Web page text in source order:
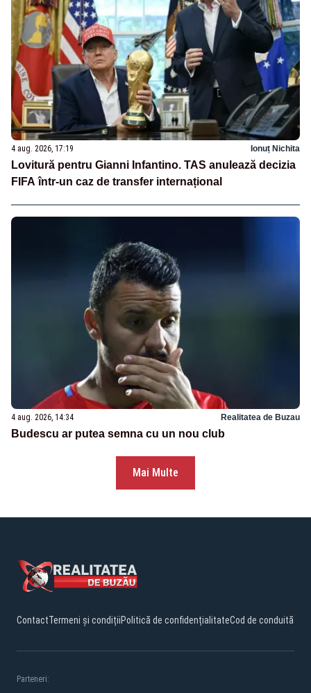
4 aug. 2026, 17:19 Ionuț Nichita
Lovitură pentru Gianni Infantino. TAS anulează decizia
FIFA într-un caz de transfer internațional
4 aug. 2026, 14:34 Realitatea de Buzau
Budescu ar putea semna cu un nou club
Mai Multe
ContactTermeni și condițiiPolitică de confidențialitateCod de conduită
Parteneri: